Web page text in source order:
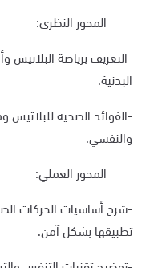
المحور النظري:
-التعريف برياضة البلاتيس
البدنية.
-الفوائد الصحية للبلاتيس
والنفسي.
المحور العملي:
-شرح أساسيات الحركات
تطبيقها بشكل آمن.